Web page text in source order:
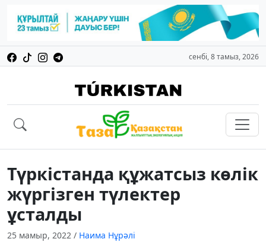
сенбі, 8 тамыз, 2026
Түркістанда құжатсыз көлік
жүргізген түлектер
ұсталды
25 мамыр, 2022 / Наима Нұрәлі